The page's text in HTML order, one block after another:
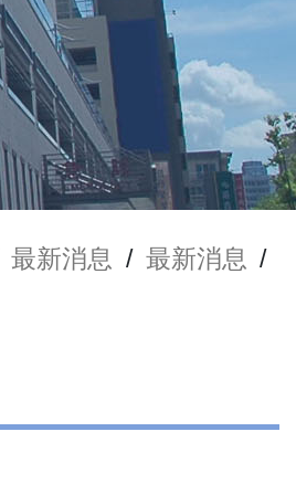
最新消息 / 最新消息 /